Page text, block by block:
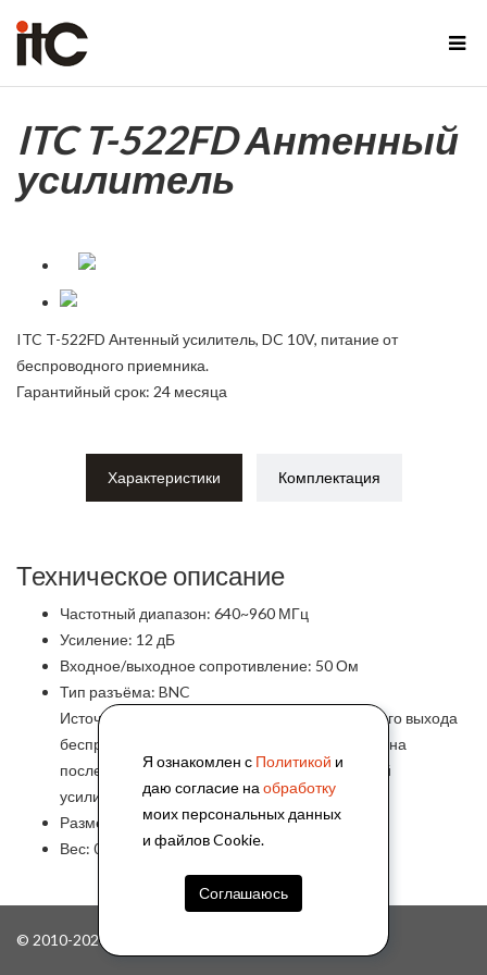
ITC T-522FD Антенный
усилитель
ITC T-522FD Антенный усилитель, DC 10V, питание от
беспроводного приемника.
Гарантийный срок: 24 месяца
Характеристики Комплектация
Техническое описание
Частотный диапазон: 640~960 МГц
Усиление: 12 дБ
Входное/выходное сопротивление: 50 Ом
Тип разъёма: BNC
Источник питания: DC 9 В (питание от антенного выхода
беспроводного приёмника, передача питания на
последовательно подключённый аналогичный
усилитель), светодиодная индикация питания
Размер: 65 × 25 мм (Д × Ø)
Вес: 0.05 кг
© 2010-2026, ООО "АйПиМатика"
Я ознакомлен с Политикой и
даю согласие на обработку
моих персональных данных
и файлов Cookie.
Соглашаюсь